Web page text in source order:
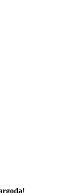
!